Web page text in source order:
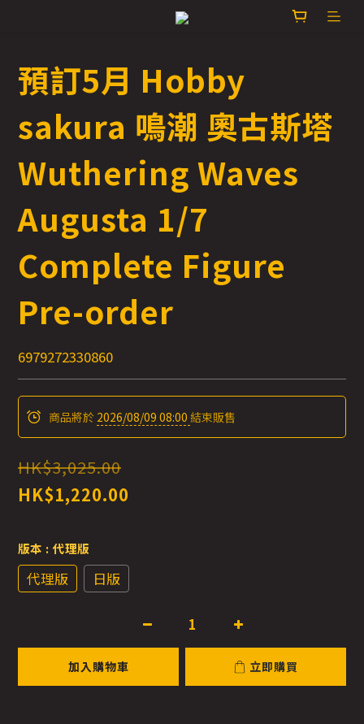
預訂5月 Hobby
sakura 鳴潮 奧古斯塔
Wuthering Waves
Augusta 1/7
Complete Figure
Pre-order
6979272330860
商品將於 2026/08/09 08:00 結束販售
HK$3,025.00
HK$1,220.00
版本 : 代理版
代理版 日版
加入購物車 立即購買